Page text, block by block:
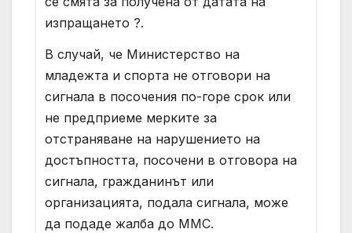
изпращането ?.
В случай, че Министерство на
младежта и спорта не отговори на
сигнала в посочения по-горе срок или
не предприеме мерките за
отстраняване на нарушението на
достъпността, посочени в отговора на
сигнала, гражданинът или
организацията, подала сигнала, може
да подаде жалба до ММС.